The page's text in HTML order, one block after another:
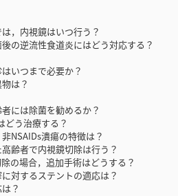
内視鏡はいつ行う？
逆流性食道炎にはどう対応する？
つまで必要か？
は？
は除菌を勧めるか？
う治療する？
潰瘍の特徴は？
者で内視鏡切除は行う？
場合，追加手術はどうする？
するステントの適応は？
？